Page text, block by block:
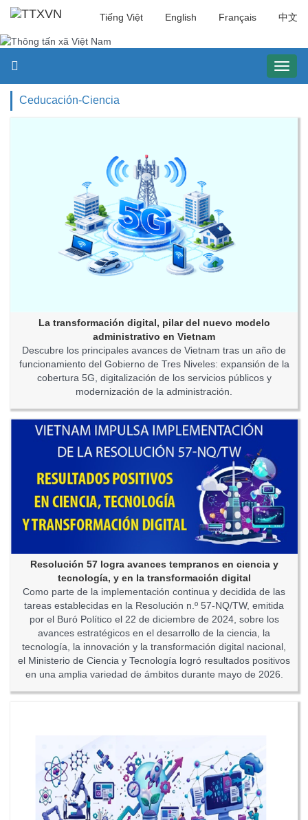
Tiếng Việt English Français 中文
Ceducación-Ciencia
La transformación digital, pilar del nuevo modelo
administrativo en Vietnam
Descubre los principales avances de Vietnam tras un año de
funcionamiento del Gobierno de Tres Niveles: expansión de la
cobertura 5G, digitalización de los servicios públicos y
modernización de la administración.
Resolución 57 logra avances tempranos en ciencia y
tecnología, y en la transformación digital
Como parte de la implementación continua y decidida de las
tareas establecidas en la Resolución n.º 57-NQ/TW, emitida
por el Buró Político el 22 de diciembre de 2024, sobre los
avances estratégicos en el desarrollo de la ciencia, la
tecnología, la innovación y la transformación digital nacional,
el Ministerio de Ciencia y Tecnología logró resultados positivos
en una amplia variedad de ámbitos durante mayo de 2026.